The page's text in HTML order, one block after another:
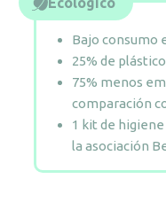
Bajo consumo
25% de
75% menos
comparación
1 kit de
la asociación